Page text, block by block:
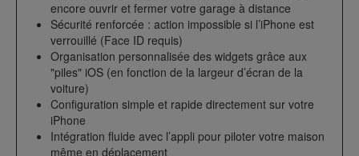
encore ouvrir et fermer votre garage à distance
Sécurité renforcée : action impossible si l’iPhone est
verrouillé (Face ID requis)
Organisation personnalisée des widgets grâce aux
"piles" iOS (en fonction de la largeur d’écran de la
voiture)
Configuration simple et rapide directement sur votre
iPhone
Intégration fluide avec l’appli pour piloter votre maison
même en déplacement